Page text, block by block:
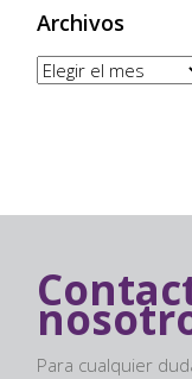
Archivos
Archivos
Para cualquier